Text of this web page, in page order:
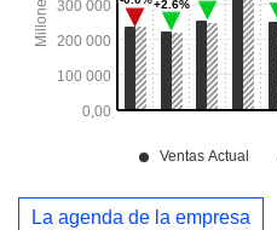
La agenda de la empresa